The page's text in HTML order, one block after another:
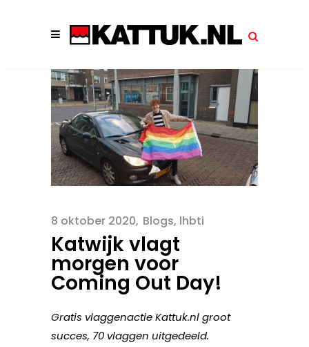
8 oktober 2020 Blogs, lhbti
Katwijk vlagt
morgen voor
Coming Out Day!
Gratis vlaggenactie Kattuk.nl groot
succes, 70 vlaggen uitgedeeld.